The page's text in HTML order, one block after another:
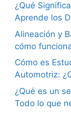
¿Qué
Aprende los
Alineación y
cómo
Cómo es
Automotriz:
¿Qué es un
Todo lo que